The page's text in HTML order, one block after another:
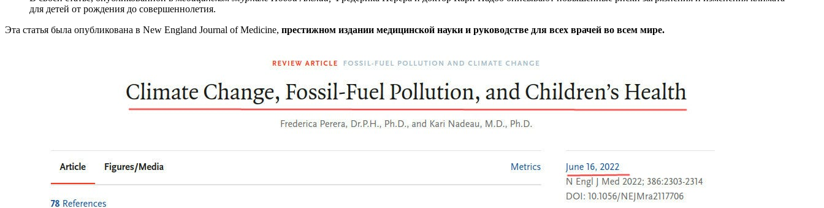
для детей от рождения до совершеннолетия.
Эта статья была опубликована в New England Journal of Medicine, престижном издании медицинской науки и руководстве для всех врачей во всем мире.